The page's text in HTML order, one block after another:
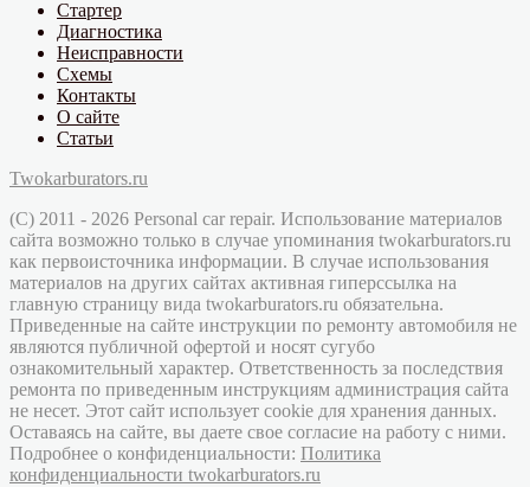
Стартер
Диагностика
Неисправности
Схемы
Контакты
О сайте
Статьи
Twokarburators.ru
(C) 2011 - 2026 Personal car repair. Использование материалов
сайта возможно только в случае упоминания twokarburators.ru
как первоисточника информации. В случае использования
материалов на других сайтах активная гиперссылка на
главную страницу вида twokarburators.ru обязательна.
Приведенные на сайте инструкции по ремонту автомобиля не
являются публичной офертой и носят сугубо
ознакомительный характер. Ответственность за последствия
ремонта по приведенным инструкциям администрация сайта
не несет. Этот сайт использует cookie для хранения данных.
Оставаясь на сайте, вы даете свое согласие на работу с ними.
Подробнее о конфиденциальности: Политика
конфиденциальности twokarburators.ru